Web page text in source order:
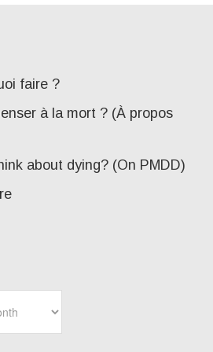
faire ?
à la mort ? (À propos
about dying? (On PMDD)